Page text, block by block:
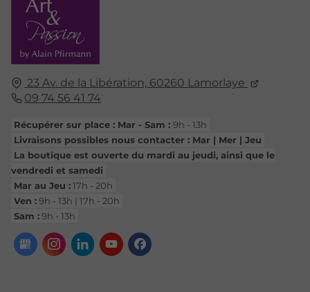
23 Av. de la Libération, 60260 Lamorlaye
09 74 56 41 74
Récupérer sur place : Mar - Sam :9h - 13h
Livraisons possibles nous contacter : Mar | Mer | Jeu
La boutique est ouverte du mardi au jeudi, ainsi que le
vendredi et samedi
Mar au Jeu :17h - 20h
Ven :9h - 13h | 17h - 20h
Sam :9h - 13h